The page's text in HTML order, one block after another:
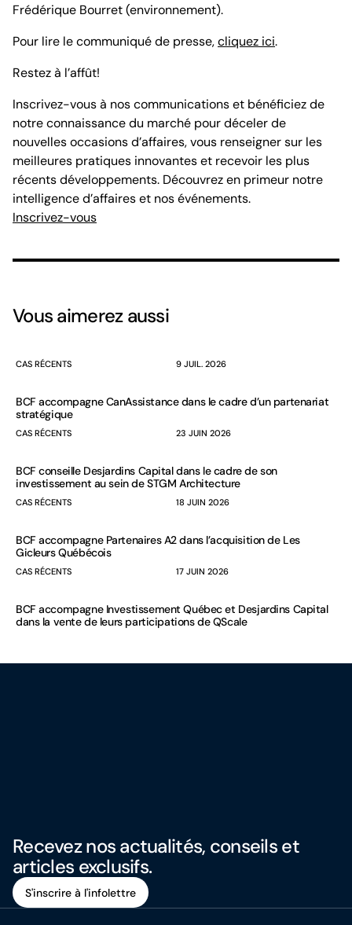
Frédérique Bourret (environnement).
Pour lire le communiqué de presse,cliquez ici.
Restez à l’affût!
Inscrivez-vous à nos communications et bénéficiez de
notre connaissance du marché pour déceler de
nouvelles occasions d’affaires, vous renseigner sur les
meilleures pratiques innovantes et recevoir les plus
récents développements. Découvrez en primeur notre
intelligence d’affaires et nos événements.
Inscrivez-vous
Vous aimerez aussi
CAS RÉCENTS 9 JUIL. 2026
BCF accompagne CanAssistance dans le cadre d’un partenariat
stratégique
CAS RÉCENTS 23 JUIN 2026
BCF conseille Desjardins Capital dans le cadre de son
investissement au sein de STGM Architecture
CAS RÉCENTS 18 JUIN 2026
BCF accompagne Partenaires A2 dans l’acquisition de Les
Gicleurs Québécois
CAS RÉCENTS 17 JUIN 2026
BCF accompagne Investissement Québec et Desjardins Capital
dans la vente de leurs participations de QScale
Recevez nos actualités, conseils et
articles exclusifs.
S'inscrire à l'infolettre